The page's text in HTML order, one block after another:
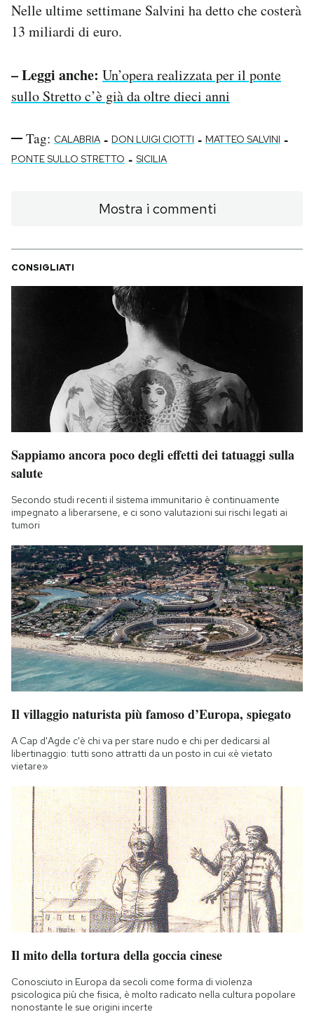
Nelle ultime settimane Salvini ha detto che costerà
13 miliardi di euro.
– Leggi anche: Un’opera realizzata per il ponte
sullo Stretto c’è già da oltre dieci anni
Tag: CALABRIA - DON LUIGI CIOTTI - MATTEO SALVINI -
PONTE SULLO STRETTO - SICILIA
Mostra i commenti
CONSIGLIATI
Sappiamo ancora poco degli effetti dei tatuaggi sulla
salute
Secondo studi recenti il sistema immunitario è continuamente
impegnato a liberarsene, e ci sono valutazioni sui rischi legati ai
tumori
Il villaggio naturista più famoso d’Europa, spiegato
A Cap d'Agde c'è chi va per stare nudo e chi per dedicarsi al
libertinaggio: tutti sono attratti da un posto in cui «è vietato
vietare»
Il mito della tortura della goccia cinese
Conosciuto in Europa da secoli come forma di violenza
psicologica più che fisica, è molto radicato nella cultura popolare
nonostante le sue origini incerte